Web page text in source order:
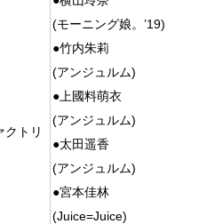
クトリ
(モーニング娘。’19)
●竹内朱莉
(アンジュルム)
●上國料萌衣
(アンジュルム)
●太田遥香
(アンジュルム)
●宮本佳林
(Juice=Juice)